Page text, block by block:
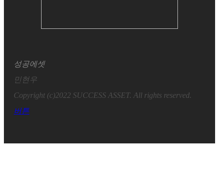
성공에셋
민현우
Copyright (c)2022 SUCCESS ASSET. All rights reserved.
버튼